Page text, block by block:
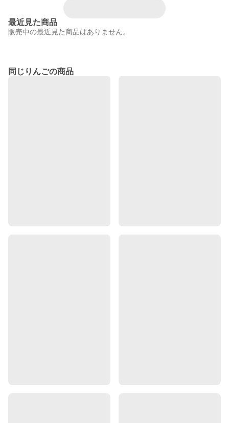
最近見た商品
販売中の最近見た商品はありません。
同じりんごの商品